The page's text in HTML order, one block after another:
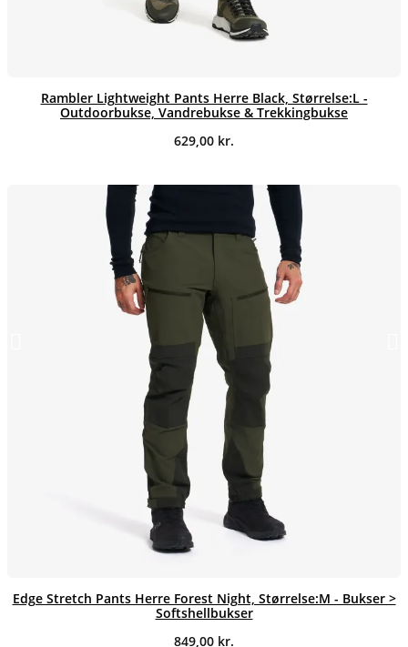
Rambler Lightweight Pants Herre Black, Størrelse:L -
Outdoorbukse, Vandrebukse & Trekkingbukse
629,00 kr.
Edge Stretch Pants Herre Forest Night, Størrelse:M - Bukser >
Softshellbukser
849,00 kr.